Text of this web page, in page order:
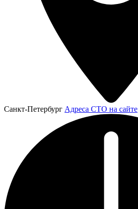
Санкт-Петербург Адреса СТО на сайте